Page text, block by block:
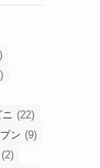
ニ (22)
ン (9)
(2)